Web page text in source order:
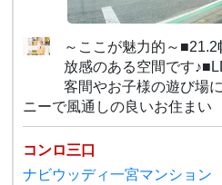
～ここが魅力的～
放感のある空間です
客間やお子様の遊び場
ニーで風通しの良いお住まい
コンロ三口
ナビウッディ一宮マンション